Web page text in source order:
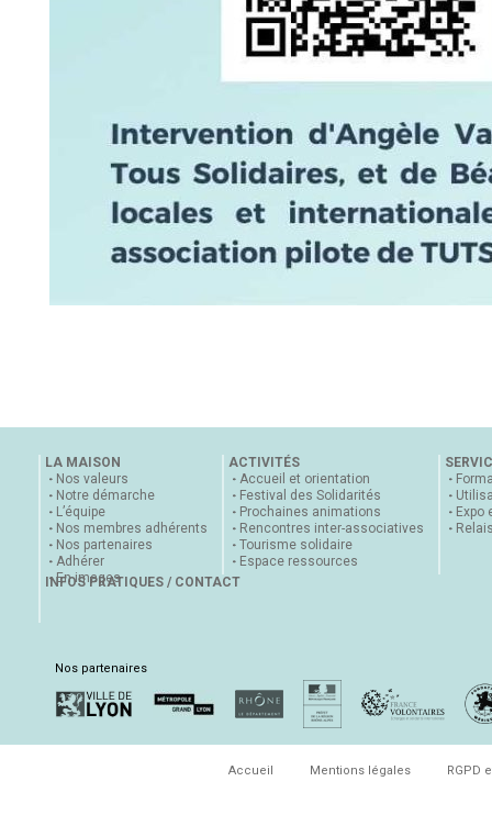
LA MAISON
Nos valeurs
Notre démarche
L’équipe
Nos membres adhérents
Nos partenaires
Adhérer
En images
ACTIVITÉS
Accueil et orientation
Festival des Solidarités
Prochaines animations
Rencontres inter-associatives
Tourisme solidaire
Espace ressources
Expo
INFOS PRATIQUES / CONTACT
Nos partenaires
Accueil Mentions légales RGPD